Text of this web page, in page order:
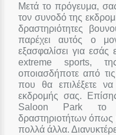
Μετά το πρόγευμα,
τον συνοδό της
δραστηριότητες
παρέχει αυτός ο
εξασφαλίσει για εσάς
extreme sports,
οποιασδήποτε από τις
που θα επιλέξετε
εκδρομής σας.
Saloon Park το
δραστηριοτήτων όπως
πολλά άλλα.